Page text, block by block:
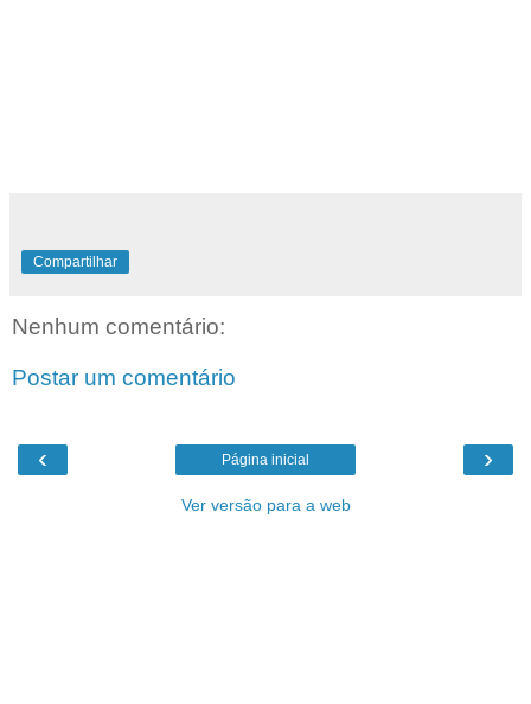
Compartilhar
Nenhum comentário:
Postar um comentário
‹ ›
Página inicial
Ver versão para a web